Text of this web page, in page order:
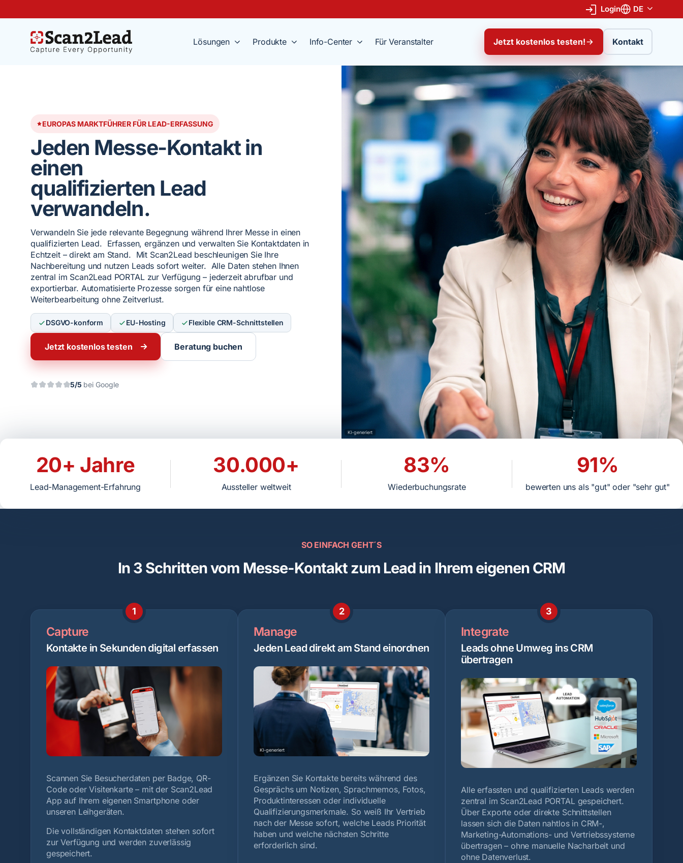
Login DE
Lösungen Produkte Info-Center Für Veranstalter Jetzt kostenlos testen! Kontakt
EUROPAS MARKTFÜHRER FÜR LEAD-ERFASSUNG
Jeden Messe-Kontakt in
einen
qualifizierten Lead
verwandeln.
Verwandeln Sie jede relevante Begegnung während Ihrer Messe in einen
qualifizierten Lead. Erfassen, ergänzen und verwalten Sie Kontaktdaten in
Echtzeit – direkt am Stand. Mit Scan2Lead beschleunigen Sie Ihre
Nachbereitung und nutzen Leads sofort weiter. Alle Daten stehen Ihnen
zentral im Scan2Lead PORTAL zur Verfügung – jederzeit abrufbar und
exportierbar. Automatisierte Prozesse sorgen für eine nahtlose
Weiterbearbeitung ohne Zeitverlust.
DSGVO-konform EU-Hosting Flexible CRM-Schnittstellen
Jetzt kostenlos testen Beratung buchen
5/5 bei Google
KI-generiert
20+ Jahre
Lead-Management-Erfahrung
30.000+
Aussteller weltweit
83%
Wiederbuchungsrate
91%
bewerten uns als "gut" oder "sehr gut"
SO EINFACH GEHT´S
In 3 Schritten vom Messe-Kontakt zum Lead in Ihrem eigenen CRM
1
Capture
Kontakte in Sekunden digital erfassen
Scannen Sie Besucherdaten per Badge, QR-
Code oder Visitenkarte – mit der Scan2Lead
App auf Ihrem eigenen Smartphone oder
unseren Leihgeräten.
Die vollständigen Kontaktdaten stehen sofort
zur Verfügung und werden zuverlässig
gespeichert.
2
Manage
Jeden Lead direkt am Stand einordnen
KI-generiert
Ergänzen Sie Kontakte bereits während des
Gesprächs um Notizen, Sprachmemos, Fotos,
Produktinteressen oder individuelle
Qualifizierungsmerkmale. So weiß Ihr Vertrieb
nach der Messe sofort, welche Leads Priorität
haben und welche nächsten Schritte
erforderlich sind.
3
Integrate
Leads ohne Umweg ins CRM
übertragen
Alle erfassten und qualifizierten Leads werden
zentral im Scan2Lead PORTAL gespeichert.
Über Exporte oder direkte Schnittstellen
lassen sich die Daten nahtlos in CRM-,
Marketing-Automations- und Vertriebssysteme
übertragen – ohne manuelle Nacharbeit und
ohne Datenverlust.